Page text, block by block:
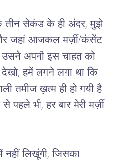
तीन सेकंड के ही अंदर, मुझे
जहां आजकल मर्ज़ी/कंसेंट
उसने अपनी इस चाहत को
हमें लगने लगा था कि
तमीज ख़त्म ही हो गयी है
पहले भी, हर बार मेरी मर्ज़ी
लिखूंगी, जिसका